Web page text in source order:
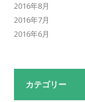
2016年8月
2016年7月
2016年6月
カテゴリー